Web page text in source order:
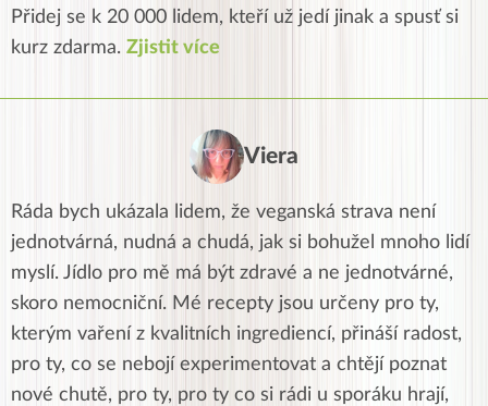
Přidej se k 20 000 lidem, kteří už jedí jinak a spusť si
kurz zdarma. Zjistit více
Viera
Ráda bych ukázala lidem, že veganská strava není
jednotvárná, nudná a chudá, jak si bohužel mnoho lidí
myslí. Jídlo pro mě má být zdravé a ne jednotvárné,
skoro nemocniční. Mé recepty jsou určeny pro ty,
kterým vaření z kvalitních ingrediencí, přináší radost,
pro ty, co se nebojí experimentovat a chtějí poznat
nové chutě, pro ty, pro ty co si rádi u sporáku hrají,